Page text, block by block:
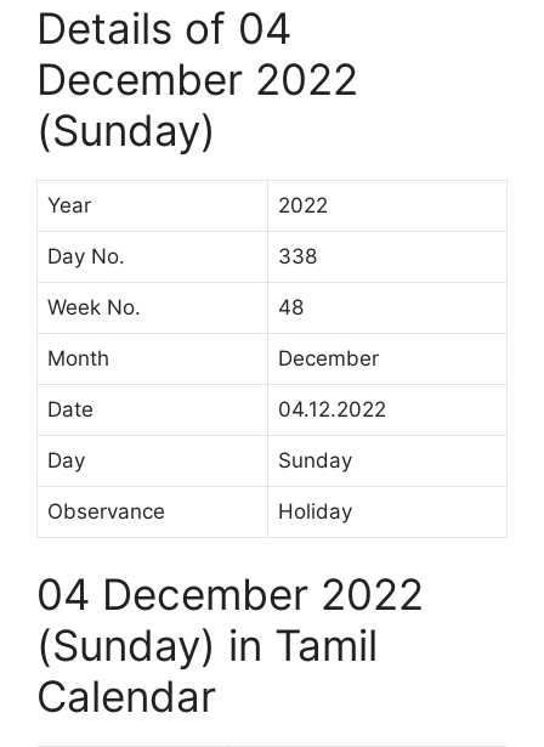
Details of 04
December 2022
(Sunday)
Year 2022
Day No. 338
Week No. 48
Month December
Date 04.12.2022
Day Sunday
Observance Holiday
04 December 2022
(Sunday) in Tamil
Calendar